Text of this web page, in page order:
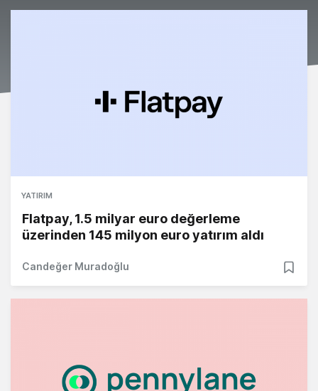
YATIRIM
Flatpay, 1.5 milyar euro değerleme
üzerinden 145 milyon euro yatırım aldı
Candeğer Muradoğlu